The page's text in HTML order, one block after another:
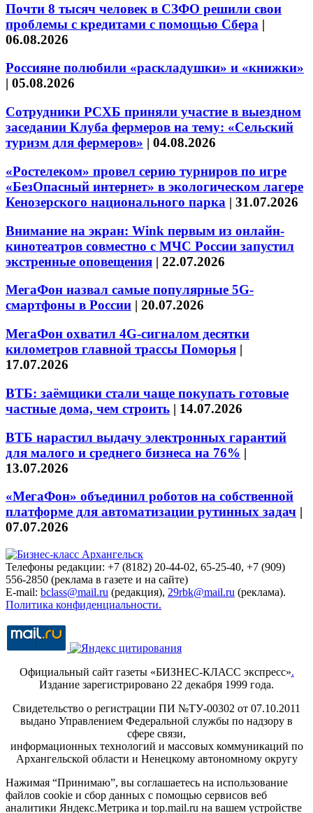
Почти 8 тысяч человек в СЗФО решили свои
проблемы с кредитами с помощью Сбера |
06.08.2026
Россияне полюбили «раскладушки» и «книжки»
| 05.08.2026
Сотрудники РСХБ приняли участие в выездном
заседании Клуба фермеров на тему: «Сельский
туризм для фермеров» | 04.08.2026
«Ростелеком» провел серию турниров по игре
«БезОпасный интернет» в экологическом лагере
Кенозерского национального парка | 31.07.2026
Внимание на экран: Wink первым из онлайн-
кинотеатров совместно с МЧС России запустил
экстренные оповещения | 22.07.2026
МегаФон назвал самые популярные 5G-
смартфоны в России | 20.07.2026
МегаФон охватил 4G-сигналом десятки
километров главной трассы Поморья |
17.07.2026
ВТБ: заёмщики стали чаще покупать готовые
частные дома, чем строить | 14.07.2026
ВТБ нарастил выдачу электронных гарантий
для малого и среднего бизнеса на 76% |
13.07.2026
«МегаФон» объединил роботов на собственной
платформе для автоматизации рутинных задач |
07.07.2026
Телефоны редакции: +7 (8182) 20-44-02, 65-25-40, +7 (909)
556-2850 (реклама в газете и на сайте)
E-mail: bclass@mail.ru (редакция), 29rbk@mail.ru (реклама).
Политика конфиденциальности.
Официальный сайт газеты «БИЗНЕС-КЛАСС экспресс».
Издание зарегистрировано 22 декабря 1999 года.
Свидетельство о регистрации ПИ №ТУ-00302 от 07.10.2011
выдано Управлением Федеральной службы по надзору в
сфере связи,
информационных технологий и массовых коммуникаций по
Архангельской области и Ненецкому автономному округу
Нажимая “Принимаю”, вы соглашаетесь на использование
файлов cookie и сбор данных с помощью сервисов веб
аналитики Яндекс.Метрика и top.mail.ru на вашем устройстве